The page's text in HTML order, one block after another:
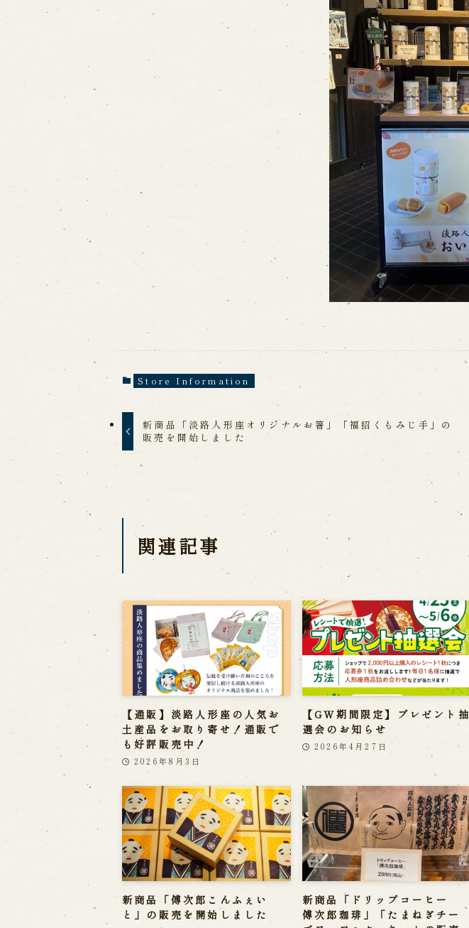
Store Information
新商品「淡路人形座オリジナルお箸」「福招くもみじ手」の
販売を開始しました
関連記事
【通販】淡路人形座の人気お
土産品をお取り寄せ！通販で
も好評販売中！
2026年8月3日
【GW期間限定】プレゼント抽
選会のお知らせ
2026年4月27日
新商品「傅次郎こんふぇい
と」の販売を開始しました
新商品「ドリップコーヒー
傅次郎珈琲」「たまねぎチー